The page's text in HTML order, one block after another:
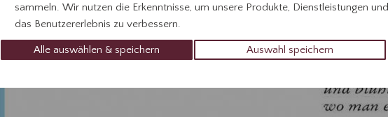
sammeln. Wir nutzen die Erkenntnisse, um unsere Produkte, Dienstleistungen und
das Benutzererlebnis zu verbessern.
Alle auswählen & speichern Auswahl speichern